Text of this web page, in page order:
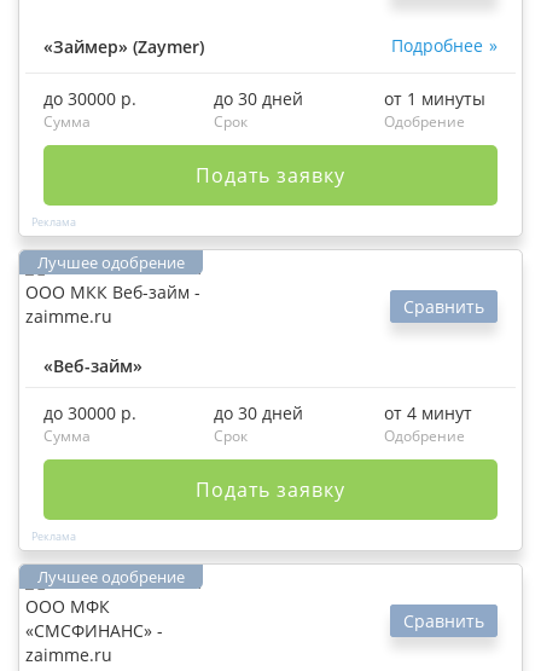
«Займер» (Zaymer) Подробнее
до 30000 р.
Сумма
до 30 дней
Срок
от 1 минуты
Одобрение
Подать заявку
«Веб-займ»
Сравнить
до 30000 р.
Сумма
до 30 дней
Срок
от 4 минут
Одобрение
Подать заявку
Сравнить